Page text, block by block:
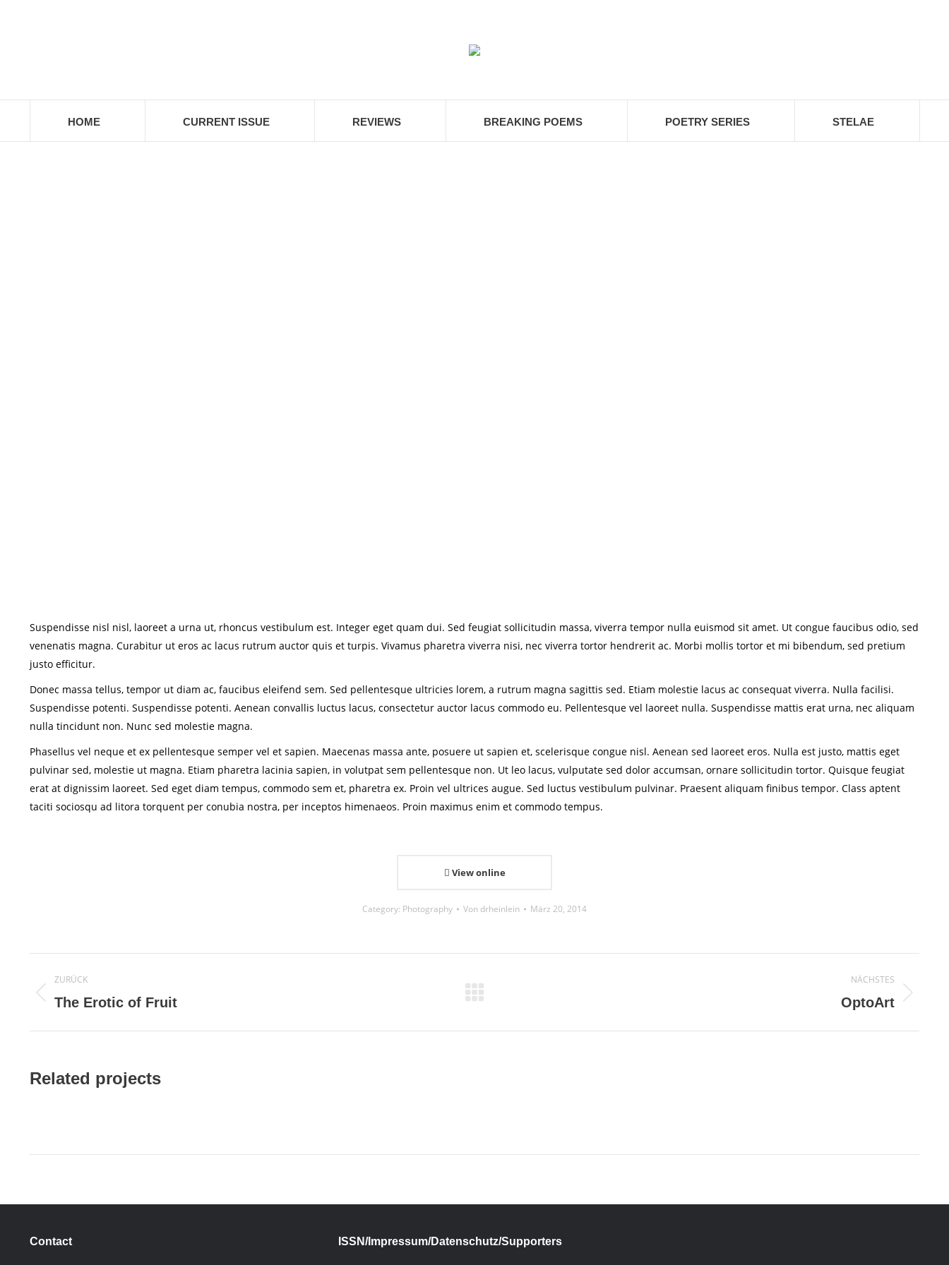
HOME CURRENT ISSUE REVIEWS BREAKING POEMS POETRY SERIES STELAE
Suspendisse nisl nisl, laoreet a urna ut, rhoncus vestibulum est. Integer eget quam dui. Sed feugiat sollicitudin massa, viverra tempor nulla euismod sit amet. Ut congue faucibus odio, sed
venenatis magna. Curabitur ut eros ac lacus rutrum auctor quis et turpis. Vivamus pharetra viverra nisi, nec viverra tortor hendrerit ac. Morbi mollis tortor et mi bibendum, sed pretium
justo efficitur.
Donec massa tellus, tempor ut diam ac, faucibus eleifend sem. Sed pellentesque ultricies lorem, a rutrum magna sagittis sed. Etiam molestie lacus ac consequat viverra. Nulla facilisi.
Suspendisse potenti. Suspendisse potenti. Aenean convallis luctus lacus, consectetur auctor lacus commodo eu. Pellentesque vel laoreet nulla. Suspendisse mattis erat urna, nec aliquam
nulla tincidunt non. Nunc sed molestie magna.
Phasellus vel neque et ex pellentesque semper vel et sapien. Maecenas massa ante, posuere ut sapien et, scelerisque congue nisl. Aenean sed laoreet eros. Nulla est justo, mattis eget
pulvinar sed, molestie ut magna. Etiam pharetra lacinia sapien, in volutpat sem pellentesque non. Ut leo lacus, vulputate sed dolor accumsan, ornare sollicitudin tortor. Quisque feugiat
erat at dignissim laoreet. Sed eget diam tempus, commodo sem et, pharetra ex. Proin vel ultrices augue. Sed luctus vestibulum pulvinar. Praesent aliquam finibus tempor. Class aptent
taciti sociosqu ad litora torquent per conubia nostra, per inceptos himenaeos. Proin maximus enim et commodo tempus.
View online
Category: Photography Von drheinlein März 20, 2014
Project
navigation
ZURÜCK
Previous
The Erotic of Fruit
NÄCHSTES
OptoArt
Related projects
Contact ISSN/Impressum/Datenschutz/Supporters